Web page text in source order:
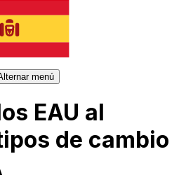
menú
EAU al
de cambio